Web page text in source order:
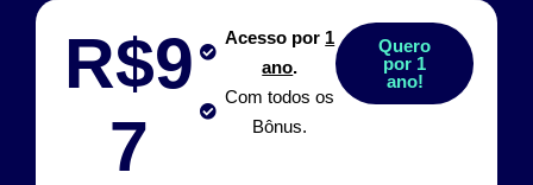
R$9
7
Acesso por 1
ano.
Com todos os
Bônus.
Quero
por 1
ano!